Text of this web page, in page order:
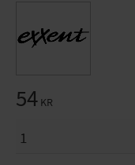
54 KR